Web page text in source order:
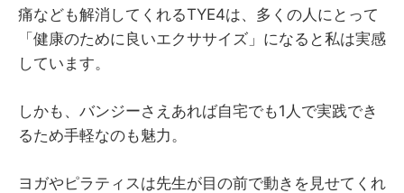
痛なども解消してくれるTYE4は、多くの人にとって
「健康のために良いエクササイズ」になると私は実感
しています。
しかも、バンジーさえあれば自宅でも1人で実践でき
るため手軽なのも魅力。
ヨガやピラティスは先生が目の前で動きを見せてくれ